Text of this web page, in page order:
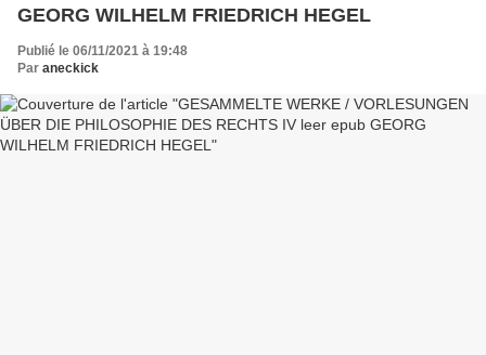
GEORG WILHELM FRIEDRICH HEGEL
Publié le 06/11/2021 à 19:48
Par aneckick